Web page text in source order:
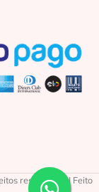
reservados | Feito